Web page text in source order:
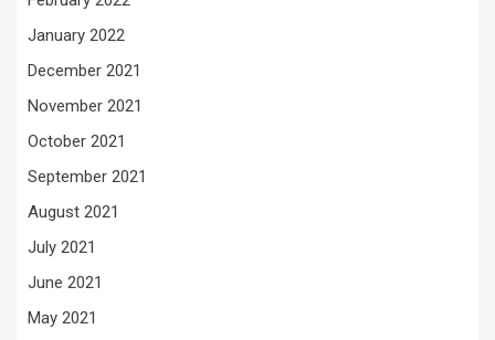
January 2022
December 2021
November 2021
October 2021
September 2021
August 2021
July 2021
June 2021
May 2021